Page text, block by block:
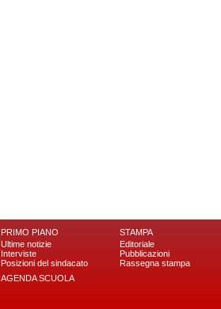
PRIMO PIANO
Ultime notizie
Interviste
Posizioni del sindacato
AGENDA SCUOLA
STAMPA
Editoriale
Pubblicazioni
Rassegna stampa